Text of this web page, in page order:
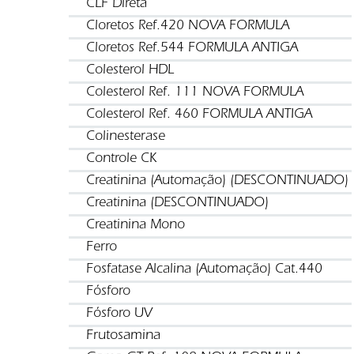
CLF Direta
Cloretos Ref.420 NOVA FORMULA
Cloretos Ref.544 FORMULA ANTIGA
Colesterol HDL
Colesterol Ref. 111 NOVA FORMULA
Colesterol Ref. 460 FORMULA ANTIGA
Colinesterase
Controle CK
Creatinina (Automação) (DESCONTINUADO)
Creatinina (DESCONTINUADO)
Creatinina Mono
Ferro
Fosfatase Alcalina (Automação) Cat.440
Fósforo
Fósforo UV
Frutosamina